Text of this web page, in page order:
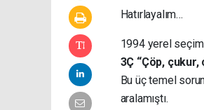
Hatırlayalım…
1994 yerel
3Ç “Çöp, çukur,
Bu üç temel
aralamıştı.